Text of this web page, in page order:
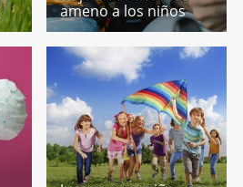
ameno a los niños